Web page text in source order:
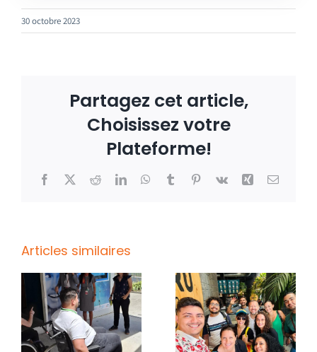
30 octobre 2023
Partagez cet article,
Choisissez votre
Plateforme!
Facebook
X RedditLinkedInWhatsApp
TumblrPinterest
Vk Xing Email
Articles similaires